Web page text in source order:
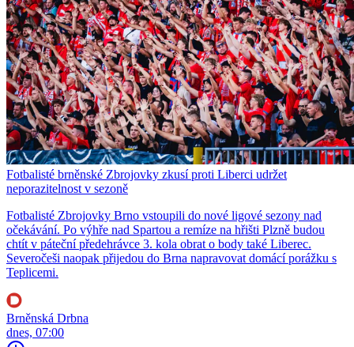
Fotbalisté brněnské Zbrojovky zkusí proti Liberci udržet
neporazitelnost v sezoně
Fotbalisté Zbrojovky Brno vstoupili do nové ligové sezony nad
očekávání. Po výhře nad Spartou a remíze na hřišti Plzně budou
chtít v páteční předehrávce 3. kola obrat o body také Liberec.
Severočeši naopak přijedou do Brna napravovat domácí porážku s
Teplicemi.
Brněnská Drbna
dnes, 07:00